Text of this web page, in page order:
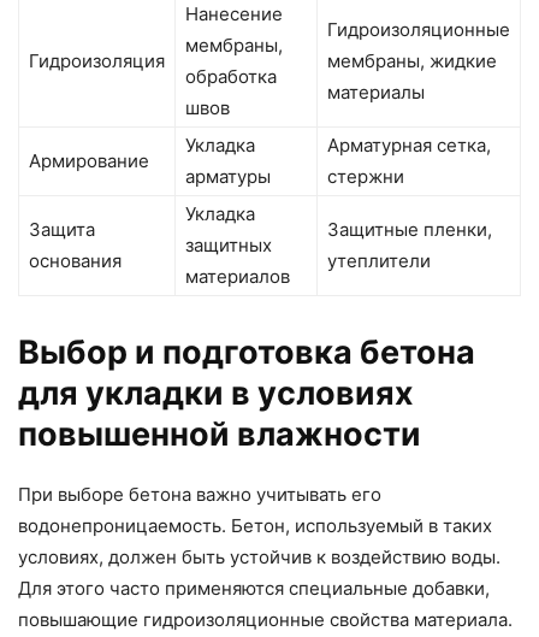
Гидроизоляция
Нанесение
мембраны,
обработка
швов
Гидроизоляционные
мембраны, жидкие
материалы
Армирование
Укладка
арматуры
Арматурная сетка,
стержни
Защита
основания
Укладка
защитных
материалов
Защитные пленки,
утеплители
Выбор и подготовка бетона
для укладки в условиях
повышенной влажности
При выборе бетона важно учитывать его
водонепроницаемость. Бетон, используемый в таких
условиях, должен быть устойчив к воздействию воды.
Для этого часто применяются специальные добавки,
повышающие гидроизоляционные свойства материала.